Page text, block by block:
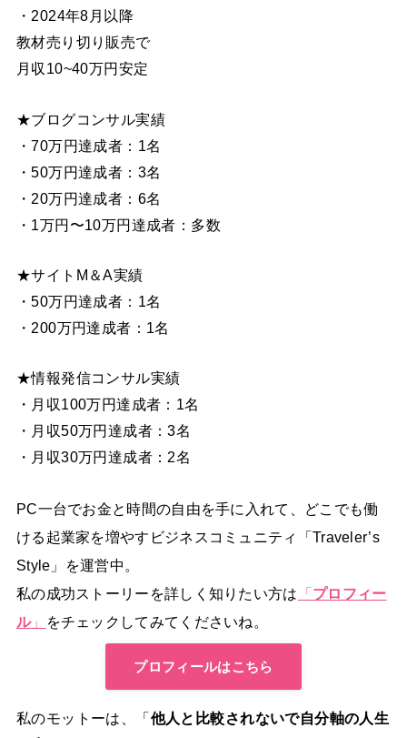
・2024年8月以降
教材売り切り販売で
月収10~40万円安定
★ブログコンサル実績
・70万円達成者：1名
・50万円達成者：3名
・20万円達成者：6名
・1万円〜10万円達成者：多数
★サイトM＆A実績
・50万円達成者：1名
・200万円達成者：1名
★情報発信コンサル実績
・月収100万円達成者：1名
・月収50万円達成者：3名
・月収30万円達成者：2名
PC一台でお金と時間の自由を手に入れて、どこでも働
ける起業家を増やすビジネスコミュニティ「Traveler’s
Style」を運営中。
私の成功ストーリーを詳しく知りたい方は 「プロフィー
ル」 をチェックしてみてくださいね。
プロフィールはこちら
私のモットーは、「他人と比較されないで自分軸の人生